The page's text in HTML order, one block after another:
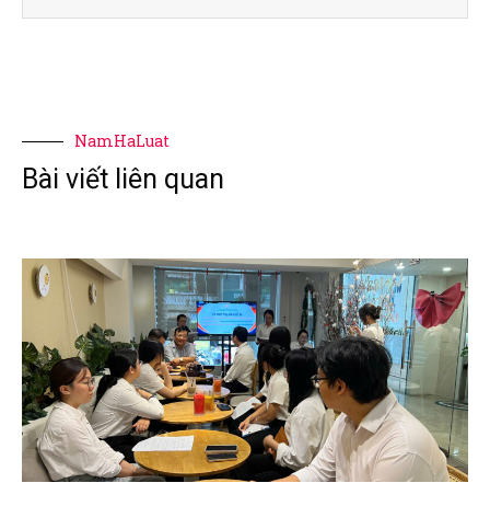
NamHaLuat
Bài viết liên quan